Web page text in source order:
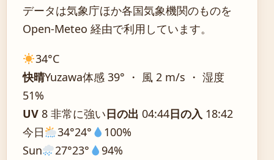
データは気象庁ほか各国気象機関のものを
Open-Meteo 経由で利用しています。
34°C
快晴Yuzawa体感 39° ・ 風 2 m/s ・ 湿度
51%
UV 8 非常に強い日の出 04:44日の入 18:42
今日
34°24°
100%
Sun
27°23°
94%